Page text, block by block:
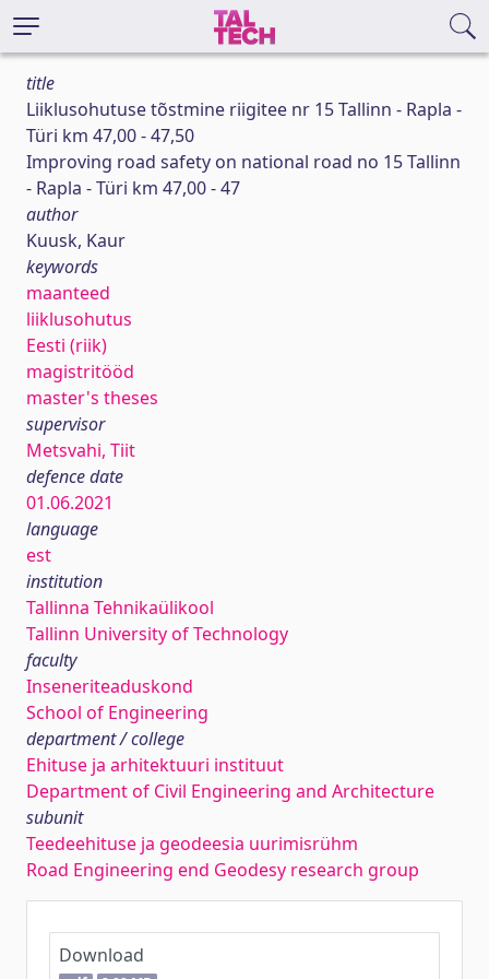
title
Liiklusohutuse tõstmine riigitee nr 15 Tallinn - Rapla -
Türi km 47,00 - 47,50
Improving road safety on national road no 15 Tallinn
- Rapla - Türi km 47,00 - 47
author
Kuusk, Kaur
keywords
maanteed
liiklusohutus
Eesti (riik)
magistritööd
master's theses
supervisor
Metsvahi, Tiit
defence date
01.06.2021
language
est
institution
Tallinna Tehnikaülikool
Tallinn University of Technology
faculty
Inseneriteaduskond
School of Engineering
department / college
Ehituse ja arhitektuuri instituut
Department of Civil Engineering and Architecture
subunit
Teedeehituse ja geodeesia uurimisrühm
Road Engineering end Geodesy research group
Download